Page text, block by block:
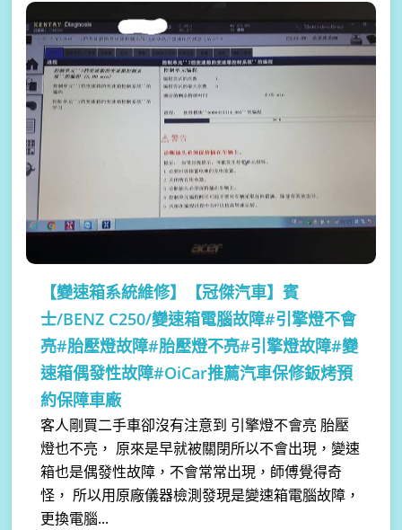
【變速箱系統維修】
【冠傑汽車】賓
士/BENZ C250/變速箱電腦故障#引擎燈不會
亮#胎壓燈故障#胎壓燈不亮#引擎燈故障#變
速箱偶發性故障#OiCar推薦汽車保修鈑烤預
約保障車廠
客人剛買二手車卻沒有注意到 引擎燈不會亮 胎壓
燈也不亮， 原來是早就被關閉所以不會出現，變速
箱也是偶發性故障，不會常常出現，師傅覺得奇
怪， 所以用原廠儀器檢測發現是變速箱電腦故障，
更換電腦...